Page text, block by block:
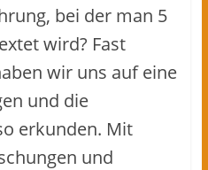
bei der man 5
wird? Fast
wir uns auf eine
und die
erkunden. Mit
und